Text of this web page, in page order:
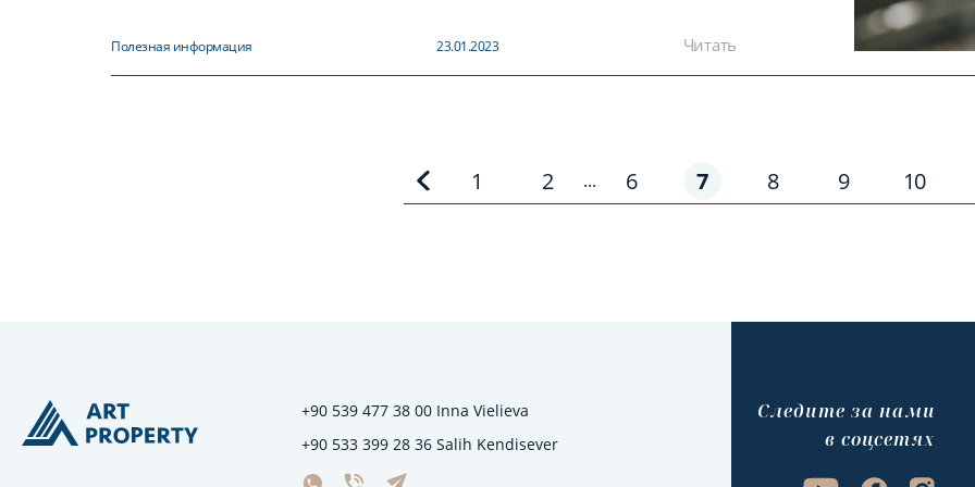
Полезная информация 23.01.2023 Читать
1 2 ... 6 7 8 9 10
+90 539 477 38 00 Inna Vielieva
+90 533 399 28 36 Salih Kendisever
Cледите за нами
в соцсетях